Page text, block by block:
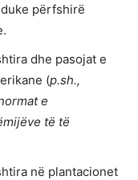
përfshirë
dhe pasojat e
(p.sh.,
e
të të
në plantacionet